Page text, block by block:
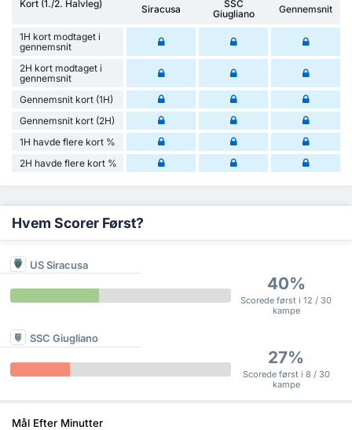
Kort (1./2. Halvleg) Siracusa
SSC
Giugliano
Gennemsnit
1H kort modtaget i
gennemsnit
2H kort modtaget i
gennemsnit
Gennemsnit kort (1H)
Gennemsnit kort (2H)
1H havde flere kort %
2H havde flere kort %
Hvem Scorer Først?
US Siracusa
40%
Scorede først i 12 / 30
kampe
SSC Giugliano
27%
Scorede først i 8 / 30
kampe
Mål Efter Minutter